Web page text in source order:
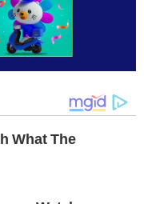
ยิ่งกว่าสะอาด
กระทะ หรือหน้าเตารีด
ยด้วยการ ใช้น้ำส้มสายชู